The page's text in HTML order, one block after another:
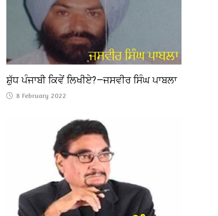
ਸ਼ੁੱਧ ਪੰਜਾਬੀ ਕਿਵੇਂ ਲਿਖੀਏ?—ਜਸਵੀਰ ਸਿੰਘ ਪਾਬਲਾ
8 February 2022